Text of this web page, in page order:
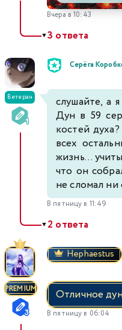
Вчера в 10:43
▼3 ответа
Ветеран
Серёга
слушайте, а
Дун в 59
костей
всех
жизнь...
что он
не сломал
В пятницу в 11:49
▼2 ответа
PREMIUM
Hephaestus
Отличное
В пятницу в 06:04